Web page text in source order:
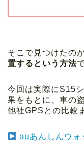
そこで見つけたの
置するという方法
今回は実際にS15
果をもとに、車の
他社GPSとの比較
auあんしんウォ